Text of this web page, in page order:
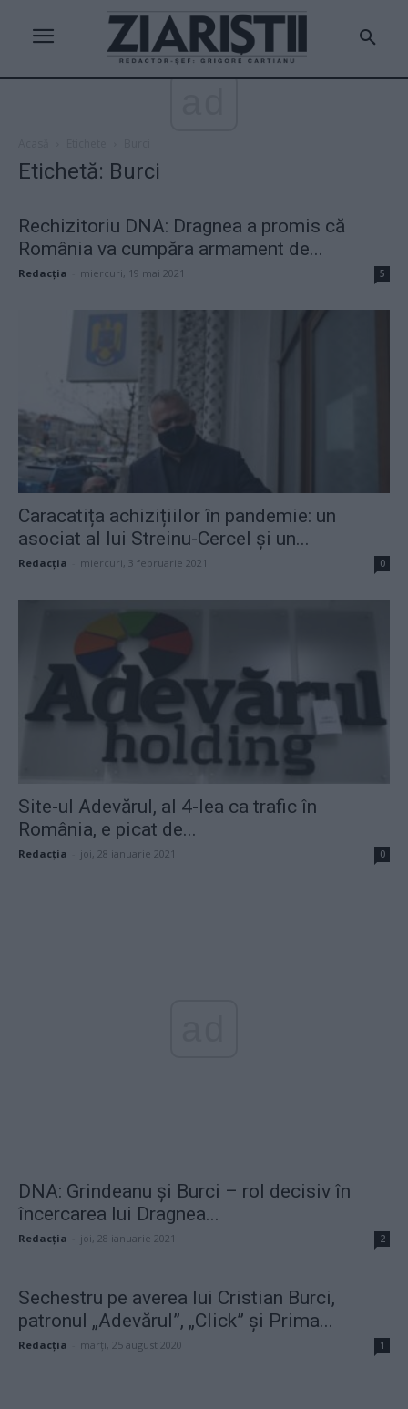
Etichetă: Burci
Rechizitoriu DNA: Dragnea a promis că
România va cumpăra armament de...
Redacţia miercuri, 19 mai 2021 5
Caracatița achizițiilor în pandemie: un
asociat al lui Streinu-Cercel și un...
Redacţia miercuri, 3 februarie 2021 0
Site-ul Adevărul, al 4-lea ca trafic în
România, e picat de...
Redacţia joi, 28 ianuarie 2021 0
DNA: Grindeanu și Burci – rol decisiv în
încercarea lui Dragnea...
Redacţia joi, 28 ianuarie 2021 2
Sechestru pe averea lui Cristian Burci,
patronul „Adevărul”, „Click” și Prima...
Redacţia marți, 25 august 2020 1